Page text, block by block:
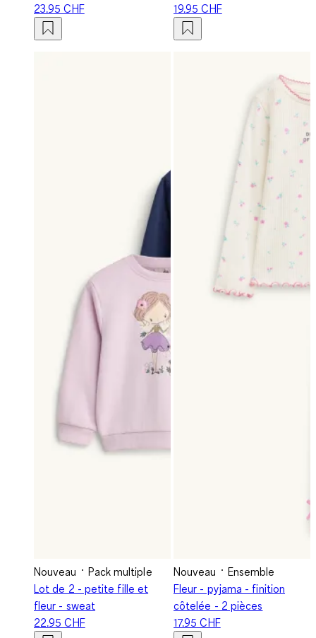
23.95 CHF
19.95 CHF
Nouveau
Pack multiple
Lot de 2 - petite fille et
fleur - sweat
22.95 CHF
Nouveau
Ensemble
Fleur - pyjama - finition
côtelée - 2 pièces
17.95 CHF